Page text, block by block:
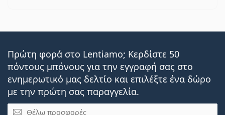
Πρώτη φορά στο Lentiamo; Κερδίστε 50
πόντους μπόνους για την εγγραφή σας στο
ενημερωτικό μας δελτίο και επιλέξτε ένα δώρο
με την πρώτη σας παραγγελία.
Email